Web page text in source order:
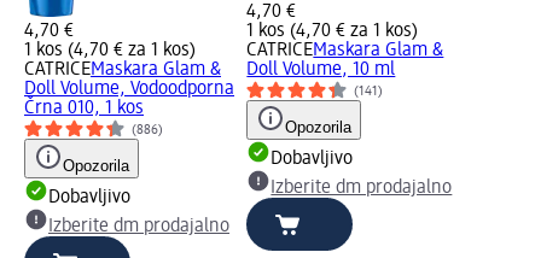
4,70 €
1 kos (4,70 € za 1 kos)
CATRICEMaskara Glam &
Doll Volume, Vodoodporna
Črna 010, 1 kos
(886)
Opozorila
Dobavljivo
Izberite dm prodajalno
4,70 €
1 kos (4,70 € za 1 kos)
CATRICEMaskara Glam &
Doll Volume, 10 ml
(141)
Opozorila
Dobavljivo
Izberite dm prodajalno